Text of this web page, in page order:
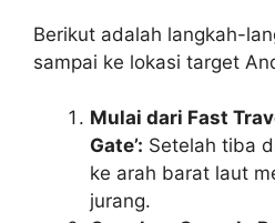
Berikut adalah langkah-
sampai ke lokasi target
Mulai dari Fast
Gate’: Setelah tiba
ke arah barat laut
jurang.